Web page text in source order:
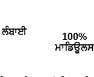
ਲੰਬਾਈ
100%
ਮਾਡਿਊਲਸ